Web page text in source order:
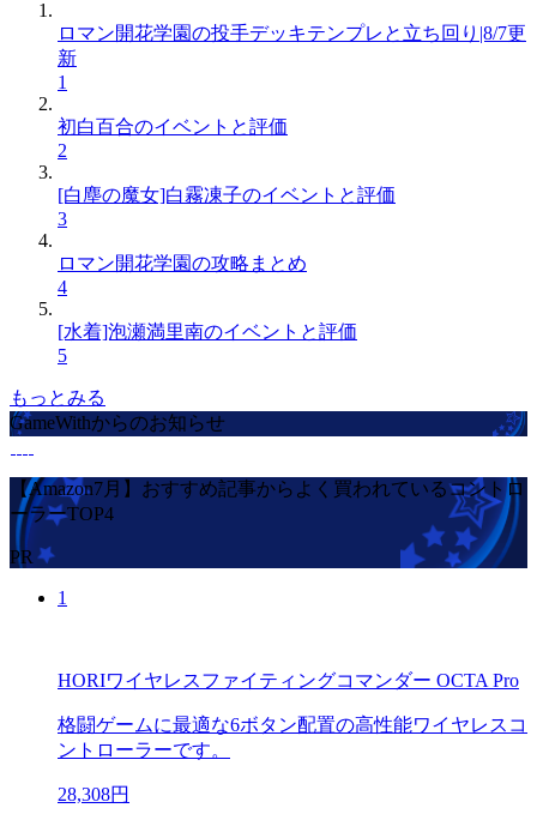
ロマン開花学園の投手デッキテンプレと立ち回り|8/7更
新
1
初白百合のイベントと評価
2
[白塵の魔女]白霧凍子のイベントと評価
3
ロマン開花学園の攻略まとめ
4
[水着]泡瀬満里南のイベントと評価
5
もっとみる
GameWithからのお知らせ
【Amazon7月】おすすめ記事からよく買われているコントロ
ーラーTOP4
PR
1
HORIワイヤレスファイティングコマンダー OCTA Pro
格闘ゲームに最適な6ボタン配置の高性能ワイヤレスコ
ントローラーです。
28,308円